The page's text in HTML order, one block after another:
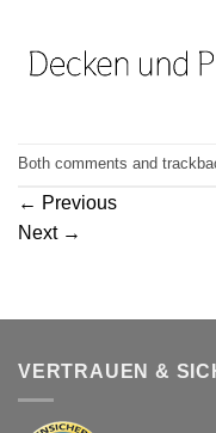
Both comments and
← Previous
Next →
VERTRAUEN &